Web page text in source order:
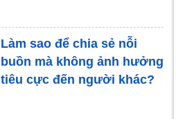
Làm sao để chia sẻ nỗi
buồn mà không ảnh hưởng
tiêu cực đến người khác?